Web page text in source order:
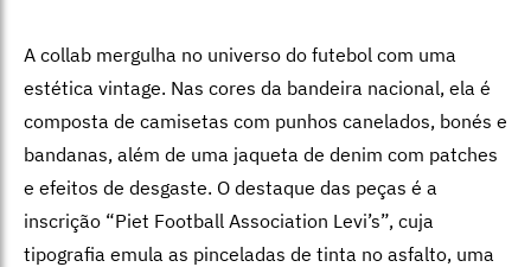
A collab mergulha no universo do futebol com uma
estética vintage. Nas cores da bandeira nacional, ela é
composta de camisetas com punhos canelados, bonés e
bandanas, além de uma jaqueta de denim com patches
e efeitos de desgaste. O destaque das peças é a
inscrição “Piet Football Association Levi’s”, cuja
tipografia emula as pinceladas de tinta no asfalto, uma